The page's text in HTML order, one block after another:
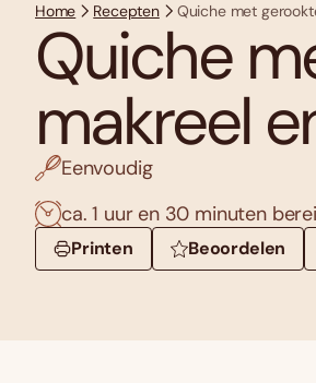
Home Recepten Quiche met
Quiche
makreel
Eenvoudig
ca. 1 uur en 30 minuten
Printen Beoordelen